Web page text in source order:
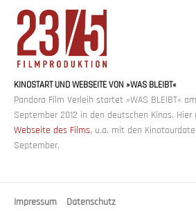
23/5 FILMPRODUKTION
KINOSTART UND WEBSEITE VON »WAS BLEIBT«
Pandora Film Verleih startet »WAS BLEIBT«
September 2012 in den deutschen Kinos.
Webseite des Films, u.a. mit den
September.
Impressum Datenschutz